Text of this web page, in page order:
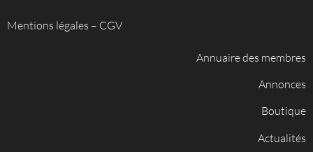
Mentions légales – CGV
Annuaire des membres
Annonces
Boutique
Actualités